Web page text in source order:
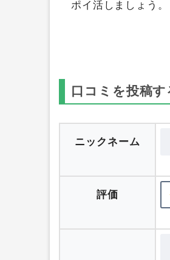
す。獲得ポイント
口コミを投稿す
ニックネーム